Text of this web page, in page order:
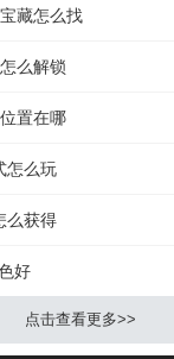
段持续输出中，
中效果。需要注意
藏怎么找
么解锁
置在哪
怎么玩
么获得
好
点击查看更多>>